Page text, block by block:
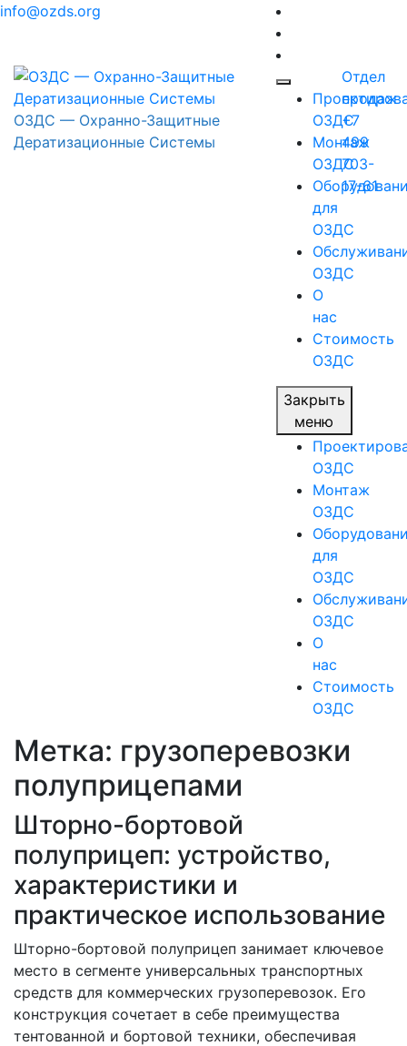
Перейти
info@ozds.org
ОЗДС — Охранно-Защитные
Дератизационные Системы
ОЗДС
Монтаж
ОЗДС
для
ОЗДС
ОЗДС
О
нас
Стоимость
ОЗДС
Закрыть
меню
ОЗДС
Монтаж
ОЗДС
для
ОЗДС
ОЗДС
О
нас
Стоимость
ОЗДС
Отдел
продаж
+7
499
703-
17-61
Метка: грузоперевозки
полуприцепами
Шторно-бортовой
полуприцеп: устройство,
характеристики и
практическое использование
Шторно-бортовой полуприцеп занимает ключевое
место в сегменте универсальных транспортных
средств для коммерческих грузоперевозок. Его
конструкция сочетает в себе преимущества
тентованной и бортовой техники, обеспечивая